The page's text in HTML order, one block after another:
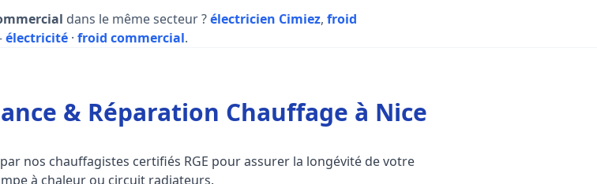
dans le même secteur ?électricien Cimiez, froid
électricité · froid commercial.
& Réparation Chauffage à Nice
nos chauffagistes certifiés RGE pour assurer la longévité de votre
à chaleur ou circuit radiateurs.